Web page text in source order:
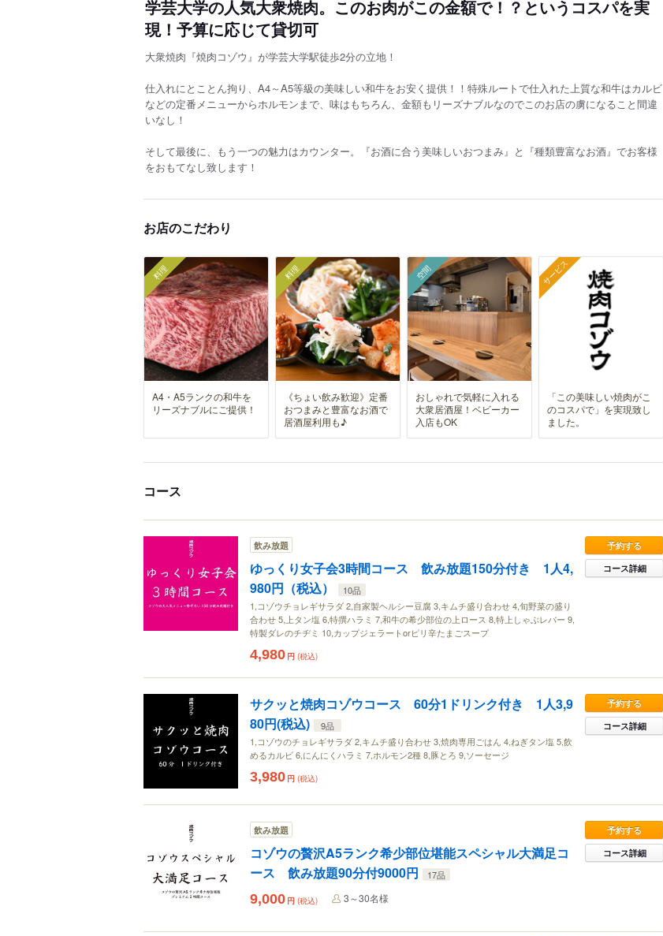
学芸大学の人気大衆焼肉。このお肉がこの金額で！？というコスパを実
現！予算に応じて貸切可
大衆焼肉『焼肉コゾウ』が学芸大学駅徒歩2分の立地！
仕入れにとことん拘り、A4～A5等級の美味しい和牛をお安く提供！！特殊ルートで仕入れた上質な和牛はカルビ
などの定番メニューからホルモンまで、味はもちろん、金額もリーズナブルなのでこのお店の虜になること間違
いなし！
そして最後に、もう一つの魅力はカウンター。『お酒に合う美味しいおつまみ』と『種類豊富なお酒』でお客様
をおもてなし致します！
お店のこだわり
料理
A4・A5ランクの和牛を
リーズナブルにご提供！
料理
《ちょい飲み歓迎》定番
おつまみと豊富なお酒で
居酒屋利用も♪
空間
おしゃれで気軽に入れる
大衆居酒屋！ベビーカー
入店もOK
サービス
「この美味しい焼肉がこ
のコスパで」を実現致し
ました。
コース
飲み放題
ゆっくり女子会3時間コース 飲み放題150分付き 1人4,
980円（税込）
10品
1,コゾウチョレギサラダ 2,自家製ヘルシー豆腐 3,キムチ盛り合わせ 4,旬野菜の盛り
合わせ 5,上タン塩 6,特撰ハラミ 7,和牛の希少部位の上ロース 8,特上しゃぶレバー 9,
特製ダレのチヂミ 10,カップジェラートorピリ辛たまごスープ
予約する
コース詳細
4,980 円 (税込)
サクッと焼肉コゾウコース 60分1ドリンク付き 1人3,9
80円(税込)
9品
1,コゾウのチョレギサラダ 2,キムチ盛り合わせ 3,焼肉専用ごはん 4,ねぎタン塩 5,飲
めるカルビ 6,にんにくハラミ 7,ホルモン2種 8,豚とろ 9,ソーセージ
予約する
コース詳細
3,980 円 (税込)
飲み放題
コゾウの贅沢A5ランク希少部位堪能スペシャル大満足コ
ース 飲み放題90分付9000円
17品
予約する
コース詳細
9,000 円 (税込) 3～30名様